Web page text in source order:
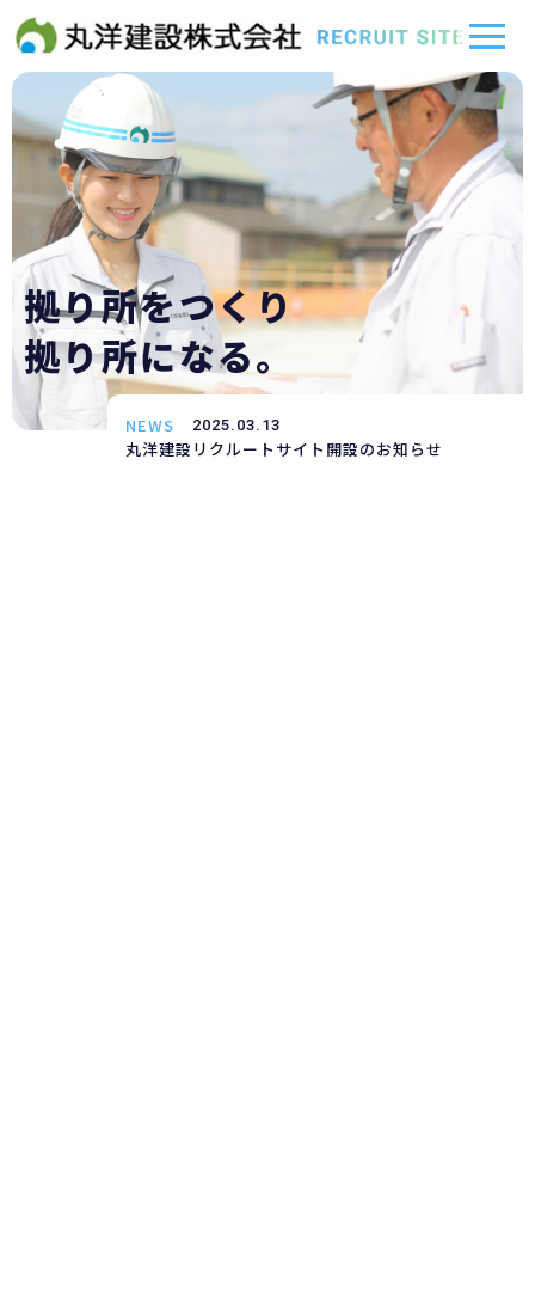
拠り所をつくり
拠り所になる。
NEWS 2025.03.13
丸洋建設リクルートサイト開設のお知らせ